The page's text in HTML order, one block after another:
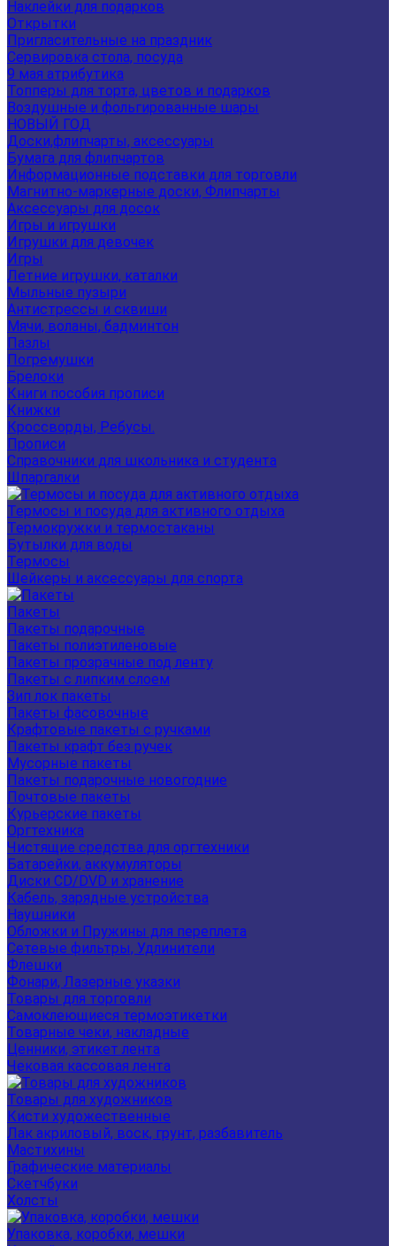
Наклейки для подарков
Открытки
Пригласительные на праздник
Сервировка стола, посуда
9 мая атрибутика
Топперы для торта, цветов и подарков
Воздушные и фольгированные шары
НОВЫЙ ГОД
Доски,флипчарты, аксессуары
Бумага для флипчартов
Информационные подставки для торговли
Магнитно-маркерные доски, Флипчарты
Аксессуары для досок
Игры и игрушки
Игрушки для девочек
Игры
Летние игрушки, каталки
Мыльные пузыри
Антистрессы и сквиши
Мячи, воланы, бадминтон
Пазлы
Погремушки
Брелоки
Книги пособия прописи
Книжки
Кроссворды, Ребусы.
Прописи
Справочники для школьника и студента
Шпаргалки
Термосы и посуда для активного отдыха
Термокружки и термостаканы
Бутылки для воды
Термосы
Шейкеры и аксессуары для спорта
Пакеты
Пакеты подарочные
Пакеты полиэтиленовые
Пакеты прозрачные под ленту
Пакеты с липким слоем
Зип лок пакеты
Пакеты фасовочные
Крафтовые пакеты с ручками
Пакеты крафт без ручек
Мусорные пакеты
Пакеты подарочные новогодние
Почтовые пакеты
Курьерские пакеты
Оргтехника
Чистящие средства для оргтехники
Батарейки, аккумуляторы
Диски CD/DVD и хранение
Кабель, зарядные устройства
Наушники
Обложки и Пружины для переплета
Сетевые фильтры, Удлинители
Флешки
Фонари, Лазерные указки
Товары для торговли
Самоклеющиеся термоэтикетки
Товарные чеки, накладные
Ценники, этикет лента
Чековая кассовая лента
Товары для художников
Кисти художественные
Лак акриловый, воск, грунт, разбавитель
Мастихины
Графические материалы
Скетчбуки
Холсты
Упаковка, коробки, мешки